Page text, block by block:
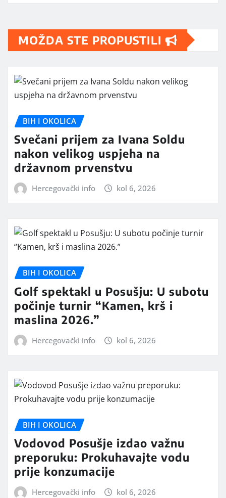
MOŽDA STE PROPUSTILI
BIH I OKOLICA
Svečani prijem za Ivana Soldu
nakon velikog uspjeha na
državnom prvenstvu
Hercegovački info kol 6, 2026
BIH I OKOLICA
Golf spektakl u Posušju: U subotu
počinje turnir “Kamen, krš i
maslina 2026.”
Hercegovački info kol 6, 2026
BIH I OKOLICA
Vodovod Posušje izdao važnu
preporuku: Prokuhavajte vodu
prije konzumacije
Hercegovački info kol 6, 2026